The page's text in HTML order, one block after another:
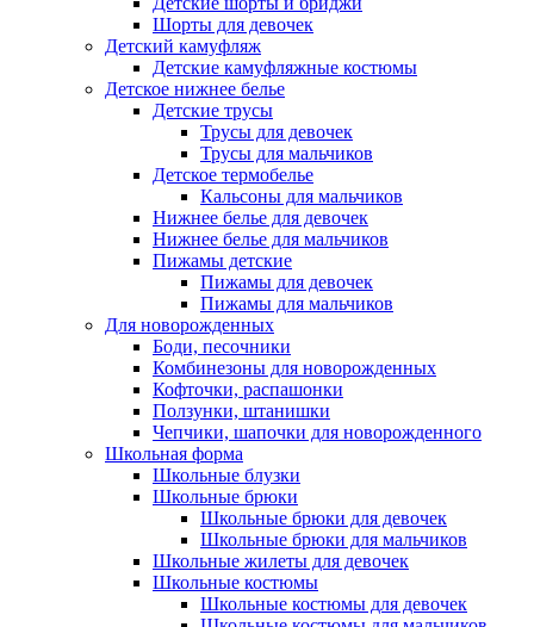
Шорты для девочек
Детский камуфляж
Детские камуфляжные костюмы
Детское нижнее белье
Детские трусы
Трусы для девочек
Трусы для мальчиков
Детское термобелье
Кальсоны для мальчиков
Нижнее белье для девочек
Нижнее белье для мальчиков
Пижамы детские
Пижамы для девочек
Пижамы для мальчиков
Для новорожденных
Боди, песочники
Комбинезоны для новорожденных
Кофточки, распашонки
Ползунки, штанишки
Чепчики, шапочки для новорожденного
Школьная форма
Школьные блузки
Школьные брюки
Школьные брюки для девочек
Школьные брюки для мальчиков
Школьные жилеты для девочек
Школьные костюмы
Школьные костюмы для девочек